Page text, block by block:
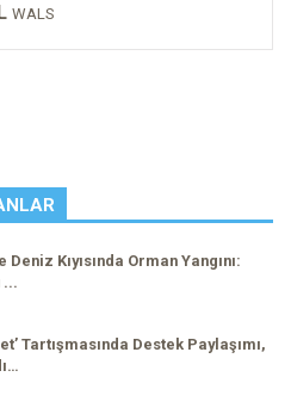
WALS
Kıyısında Orman Yangını:
...
Tartışmasında Destek Paylaşımı,